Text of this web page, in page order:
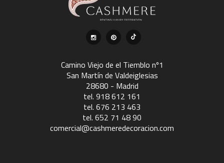
Camino Viejo de el Tiemblo nº1
San Martín de Valdeiglesias
28680 - Madrid
tel. 918 612 161
tel. 676 213 463
tel. 652 71 48 90
comercial@cashmeredecoracion.com